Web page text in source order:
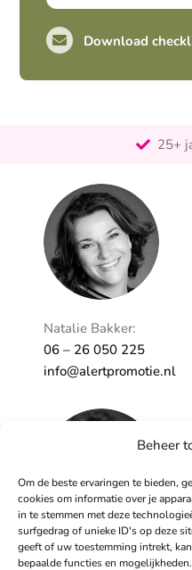
Beheer
Om de beste ervaringen te bieden,
cookies om informatie over je
in te stemmen met deze
surfgedrag of unieke ID's op deze
geeft of uw toestemming intrekt,
bepaalde functies en mogelijkheden.
Download
25+
Natalie Bakker:
06 – 26 050 225
info@alertpromotie.nl
Sandra Peters: